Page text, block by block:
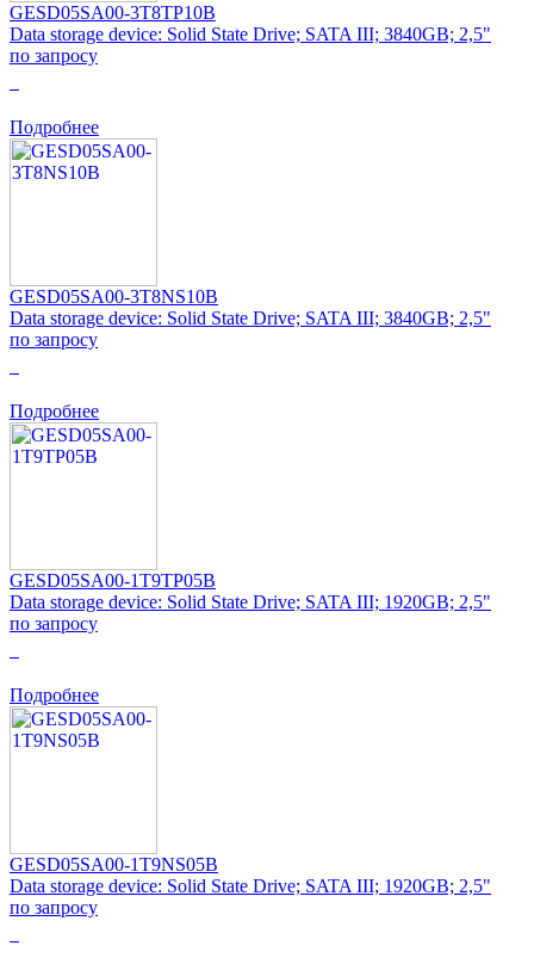
GESD05SA00-3T8TP10B
Data storage device: Solid State Drive; SATA III; 3840GB; 2,5"
по запросу
Подробнее
GESD05SA00-3T8NS10B
Data storage device: Solid State Drive; SATA III; 3840GB; 2,5"
по запросу
Подробнее
GESD05SA00-1T9TP05B
Data storage device: Solid State Drive; SATA III; 1920GB; 2,5"
по запросу
Подробнее
GESD05SA00-1T9NS05B
Data storage device: Solid State Drive; SATA III; 1920GB; 2,5"
по запросу